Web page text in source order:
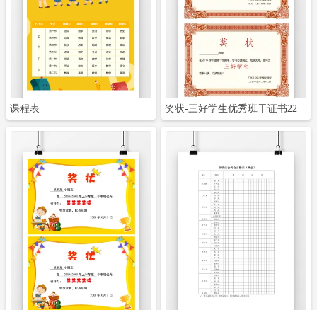
课程表 奖状-三好学生优秀班干证书22
立即下载 立即下载
立即下载 立即下载